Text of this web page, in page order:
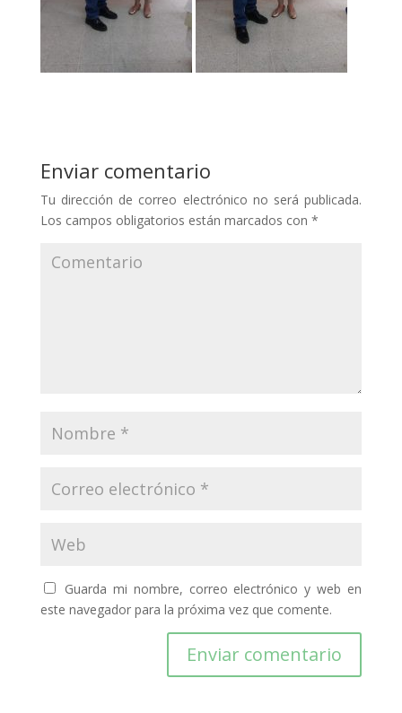
Enviar comentario
Tu dirección de correo electrónico no será publicada.
Los campos obligatorios están marcados con *
Guarda mi nombre, correo electrónico y web en
este navegador para la próxima vez que comente.